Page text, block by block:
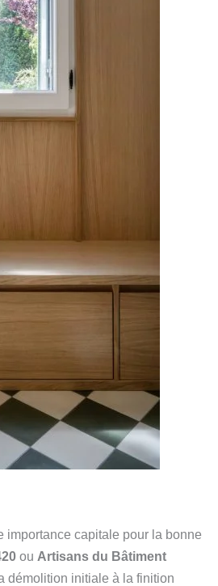
importance capitale pour la bonne
ou Artisans du Bâtiment
démolition initiale à la finition